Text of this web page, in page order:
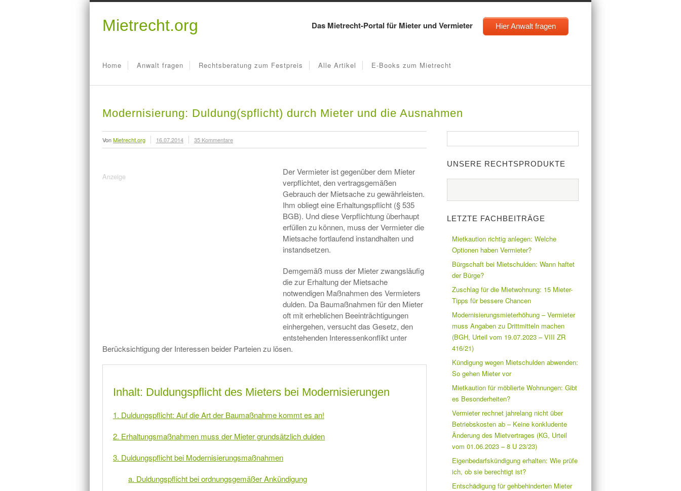
Mietrecht.org Das Mietrecht-Portal für Mieter und Vermieter Hier Anwalt fragen
Home Anwalt fragen Rechtsberatung zum Festpreis Alle Artikel E-Books zum Mietrecht
Modernisierung: Duldung(spflicht) durch Mieter und die Ausnahmen
VonMietrecht.org 16.07.2014 35 Kommentare
Der Vermieter ist gegenüber dem Mieter
verpflichtet, den vertragsgemäßen
Gebrauch der Mietsache zu gewährleisten.
Ihm obliegt eine Erhaltungspflicht (§ 535
BGB). Und diese Verpflichtung überhaupt
erfüllen zu können, muss der Vermieter die
Mietsache fortlaufend instandhalten und
instandsetzen.
Demgemäß muss der Mieter zwangsläufig
die zur Erhaltung der Mietsache
notwendigen Maßnahmen des Vermieters
dulden. Da Baumaßnahmen für den Mieter
oft mit erheblichen Beeinträchtigungen
einhergehen, versucht das Gesetz, den
entstehenden Interessenkonflikt unter
Berücksichtigung der Interessen beider Parteien zu lösen.
Inhalt: Duldungspflicht des Mieters bei Modernisierungen
1. Duldungspflicht: Auf die Art der Baumaßnahme kommt es an!
2. Erhaltungsmaßnahmen muss der Mieter grundsätzlich dulden
3. Duldungspflicht bei Modernisierungsmaßnahmen
a. Duldungspflicht bei ordnungsgemäßer Ankündigung
UNSERE RECHTSPRODUKTE
LETZTE FACHBEITRÄGE
Mietkaution richtig anlegen: Welche
Optionen haben Vermieter?
Bürgschaft bei Mietschulden: Wann haftet
der Bürge?
Zuschlag für die Mietwohnung: 15 Mieter-
Tipps für bessere Chancen
Modernisierungsmieterhöhung – Vermieter
muss Angaben zu Drittmitteln machen
(BGH, Urteil vom 19.07.2023 – VIII ZR
416/21)
Kündigung wegen Mietschulden abwenden:
So gehen Mieter vor
Mietkaution für möblierte Wohnungen: Gibt
es Besonderheiten?
Vermieter rechnet jahrelang nicht über
Betriebskosten ab – Keine konkludente
Änderung des Mietvertrages (KG, Urteil
vom 01.06.2023 – 8 U 23/23)
Eigenbedarfskündigung erhalten: Wie prüfe
ich, ob sie berechtigt ist?
Entschädigung für gehbehinderten Mieter